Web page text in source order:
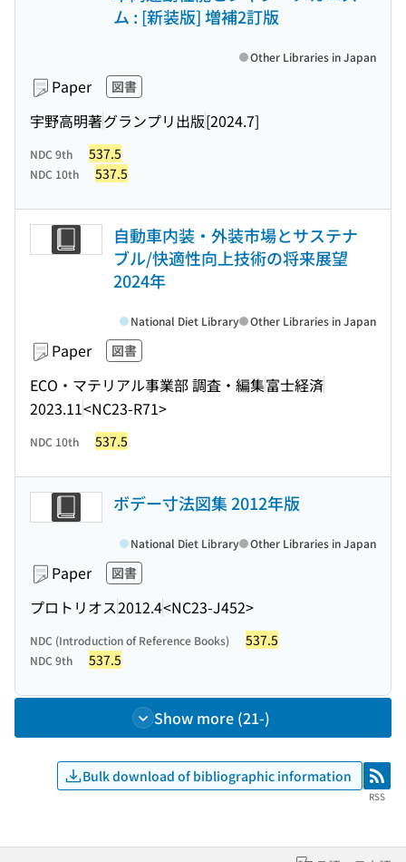
ム : [新装版] 増補2訂版
Paper 図書
宇野高明著グランプリ出版[2024.7]
Other Libraries in Japan
NDC 9th 537.5
NDC 10th 537.5
自動車内装・外装市場とサステナ
ブル/快適性向上技術の将来展望
2024年
Paper 図書
ECO・マテリアル事業部 調査・編集富士経済
2023.11<NC23-R71>
National Diet Library Other Libraries in Japan
NDC 10th 537.5
ボデー寸法図集 2012年版
Paper 図書
プロトリオス2012.4<NC23-J452>
National Diet Library Other Libraries in Japan
NDC (Introduction of Reference Books) 537.5
NDC 9th 537.5
Show more (21-)
Bulk download of bibliographic information RSS
RSS